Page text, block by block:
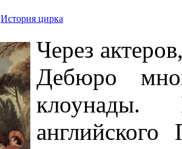
История цирка
Через
Дебюро
клоунады.